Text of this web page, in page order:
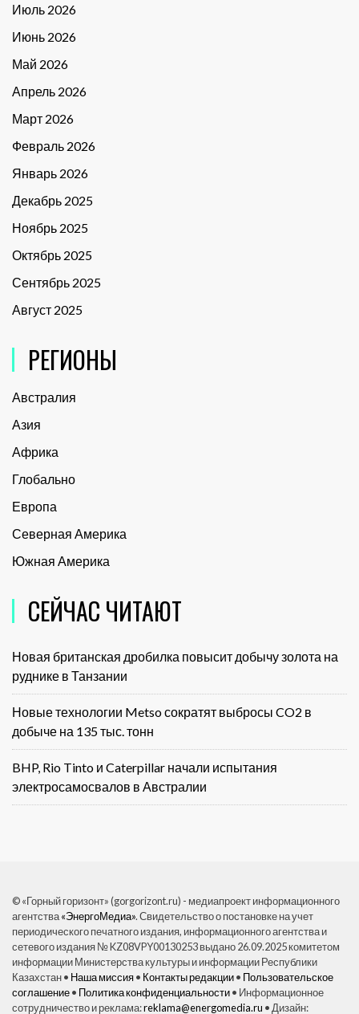
Июль 2026
Июнь 2026
Май 2026
Апрель 2026
Март 2026
Февраль 2026
Январь 2026
Декабрь 2025
Ноябрь 2025
Октябрь 2025
Сентябрь 2025
Август 2025
РЕГИОНЫ
Австралия
Азия
Африка
Глобально
Европа
Северная Америка
Южная Америка
СЕЙЧАС ЧИТАЮТ
Новая британская дробилка повысит добычу золота на
руднике в Танзании
Новые технологии Metso сократят выбросы CO2 в
добыче на 135 тыс. тонн
BHP, Rio Tinto и Caterpillar начали испытания
электросамосвалов в Австралии
© «Горный горизонт» (gorgorizont.ru) - медиапроект информационного
агентства«ЭнергоМедиа». Свидетельство о постановке на учет
периодического печатного издания, информационного агентства и
сетевого издания № KZ08VPY00130253 выдано 26.09.2025 комитетом
информации Министерства культуры и информации Республики
Казахстан • Наша миссия• Контакты редакции• Пользовательское
соглашение• Политика конфиденциальности• Информационное
сотрудничество и реклама:reklama@energomedia.ru • Дизайн: